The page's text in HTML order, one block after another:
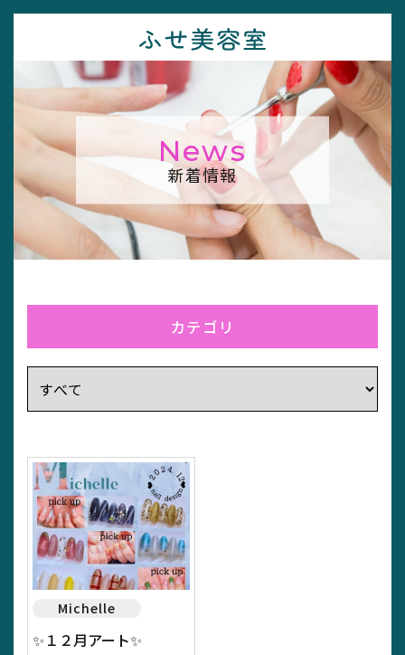
News
新着情報
カテゴリ
Michelle
✨１２月アート✨